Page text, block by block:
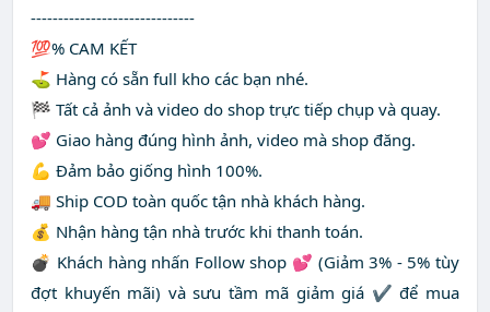
------------------------------
💯% CAM KẾT
⛳ Hàng có sẵn full kho các bạn nhé.
🏁 Tất cả ảnh và video do shop trực tiếp chụp và quay.
💕 Giao hàng đúng hình ảnh, video mà shop đăng.
💪 Đảm bảo giống hình 100%.
🚚 Ship COD toàn quốc tận nhà khách hàng.
💰 Nhận hàng tận nhà trước khi thanh toán.
💣 Khách hàng nhấn Follow shop 💕 (Giảm 3% - 5% tùy
đợt khuyến mãi) và sưu tầm mã giảm giá ✔ để mua